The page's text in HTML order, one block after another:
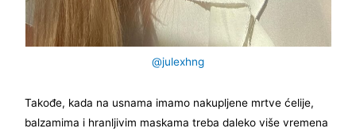
@julexhng
Takođe, kada na usnama imamo nakupljene mrtve ćelije,
balzamima i hranljivim maskama treba daleko više vremena